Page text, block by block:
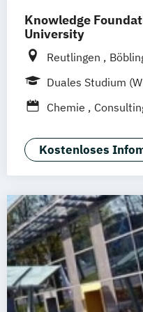
Knowledge
University
Reutlingen
Duales Studium
Chemie
Digital Business
International
Kostenloses